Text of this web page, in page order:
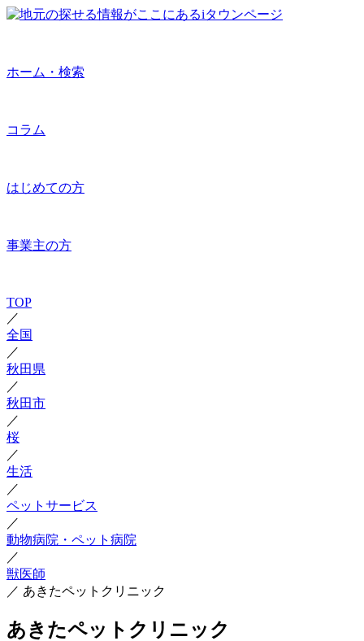
ホーム・検索
コラム
はじめての方
事業主の方
TOP
／
全国
／
秋田県
／
秋田市
／
桜
／
生活
／
ペットサービス
／
動物病院・ペット病院
／
獣医師
／ あきたペットクリニック
あきたペットクリニック